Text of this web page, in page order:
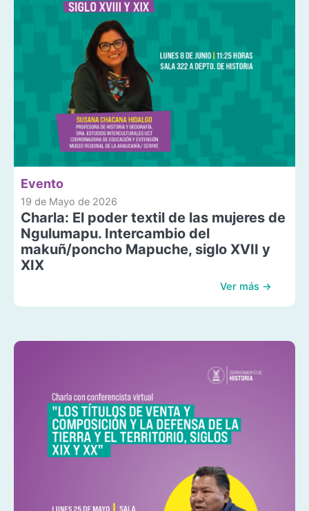
Evento
19 de Mayo de 2026
Charla: El poder textil de las mujeres de
Ngulumapu. Intercambio del
makuñ/poncho Mapuche, siglo XVII y
XIX
Ver más →